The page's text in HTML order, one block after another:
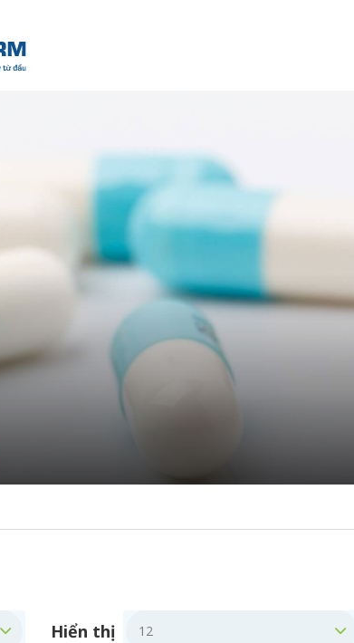
Hiển thị